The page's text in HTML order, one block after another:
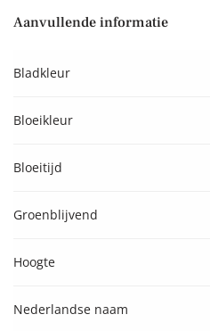
Aanvullende informatie
Bladkleur
Bloeikleur
Bloeitijd
Groenblijvend
Hoogte
Nederlandse naam